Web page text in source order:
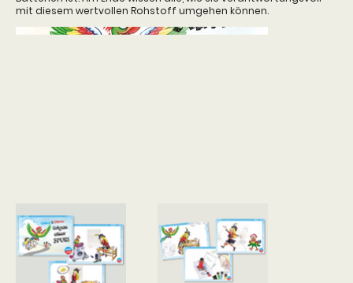
mit diesem wertvollen Rohstoff umgehen können.